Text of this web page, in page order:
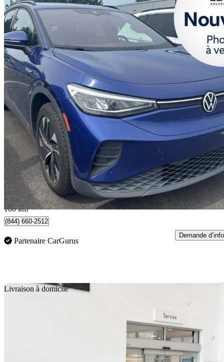
2021 Volkswagen ID.4
Pro AWD 99 309 km
23 991 $ Bonne
421 $/mois env.
Québec, QC
180 km
(844) 660-2512
Partenaire CarGurus
Demande d’info
Livraison à domicile